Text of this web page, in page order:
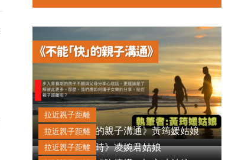
拉近親子距離
《不能「快」的親子溝通》黃筠媛姑娘
拉近親子距離
《當情緒出現時》凌婉君姑娘
拉近親子距離